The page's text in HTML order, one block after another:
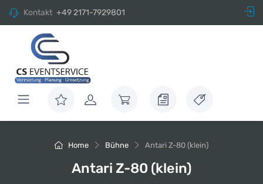
Kontakt +49 2171-7929801
Home Bühne Antari Z-80 (klein)
Antari Z-80 (klein)